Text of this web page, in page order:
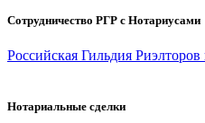
Сотрудничество РГР с Нотариусами
Российская Гильдия
Нотариальные сделки